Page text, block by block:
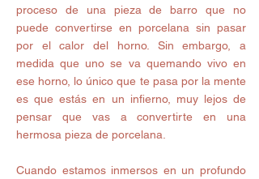
proceso de una pieza de barro que no
puede convertirse en porcelana sin pasar
por el calor del horno. Sin embargo, a
medida que uno se va quemando vivo en
ese horno, lo único que te pasa por la mente
es que estás en un infierno, muy lejos de
pensar que vas a convertirte en una
hermosa pieza de porcelana.
Cuando estamos inmersos en un profundo